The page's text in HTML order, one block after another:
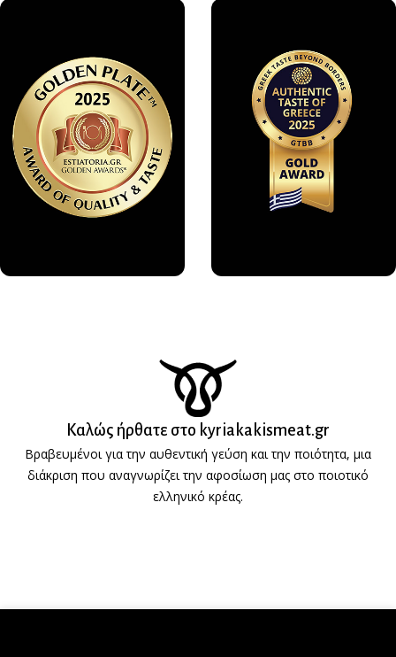
Καλώς ήρθατε στο kyriakakismeat.gr
Βραβευμένοι για την αυθεντική γεύση και την ποιότητα, μια
διάκριση που αναγνωρίζει την αφοσίωση μας στο ποιοτικό
ελληνικό κρέας.